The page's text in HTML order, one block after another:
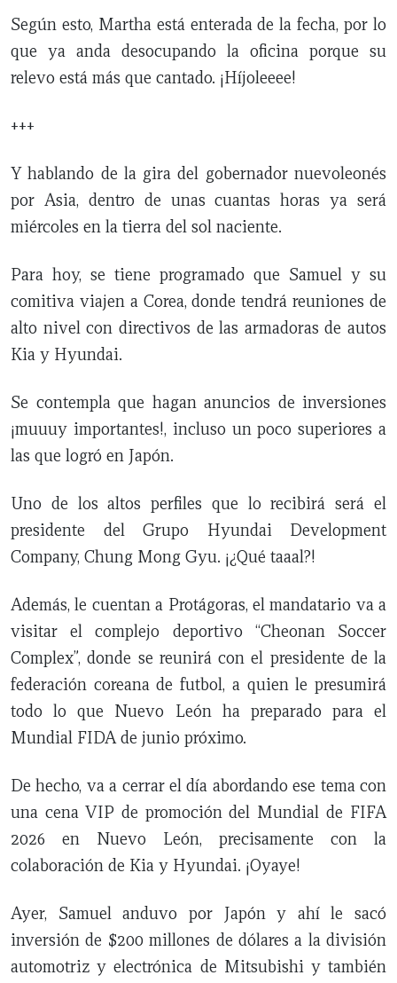
Según esto, Martha está enterada de la fecha, por lo
que ya anda desocupando la oficina porque su
relevo está más que cantado. ¡Híjoleeee!
+++
Y hablando de la gira del gobernador nuevoleonés
por Asia, dentro de unas cuantas horas ya será
miércoles en la tierra del sol naciente.
Para hoy, se tiene programado que Samuel y su
comitiva viajen a Corea, donde tendrá reuniones de
alto nivel con directivos de las armadoras de autos
Kia y Hyundai.
Se contempla que hagan anuncios de inversiones
¡muuuy importantes!, incluso un poco superiores a
las que logró en Japón.
Uno de los altos perfiles que lo recibirá será el
presidente del Grupo Hyundai Development
Company, Chung Mong Gyu. ¡¿Qué taaal?!
Además, le cuentan a Protágoras, el mandatario va a
visitar el complejo deportivo “Cheonan Soccer
Complex”, donde se reunirá con el presidente de la
federación coreana de futbol, a quien le presumirá
todo lo que Nuevo León ha preparado para el
Mundial FIDA de junio próximo.
De hecho, va a cerrar el día abordando ese tema con
una cena VIP de promoción del Mundial de FIFA
2026 en Nuevo León, precisamente con la
colaboración de Kia y Hyundai. ¡Oyaye!
Ayer, Samuel anduvo por Japón y ahí le sacó
inversión de $200 millones de dólares a la división
automotriz y electrónica de Mitsubishi y también